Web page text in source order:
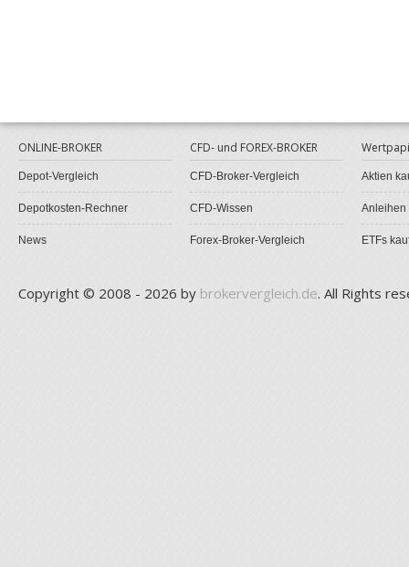
ONLINE-BROKER
Depot-Vergleich
Depotkosten-Rechner
News
CFD- und FOREX-BROKER
CFD-Broker-Vergleich
CFD-Wissen
Forex-Broker-Vergleich
Aktien
Anleihen
ETFs
Copyright © 2008 - 2026 by brokervergleich.de. All Rights